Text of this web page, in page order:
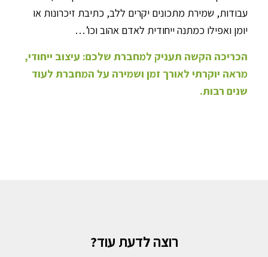
עבודות, שמירת מתכונים יקרים ללב, כתיבת זיכרונות או
יומן ואפילו כמתנה ייחודית לאדם אהוב וכו’…
הכריכה הקשה תעניק למחברת שלכם: עיצוב ייחודי,
מראה יוקרתי לאורך זמן ושמירה על המחברת לעוד
שנים רבות.
רוצה לדעת עוד?